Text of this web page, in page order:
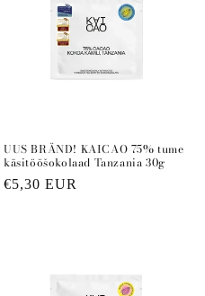
UUS BRÄND! KAICAO 75% tume
käsitööšokolaad Tanzania 30g
Regular
€5,30 EUR